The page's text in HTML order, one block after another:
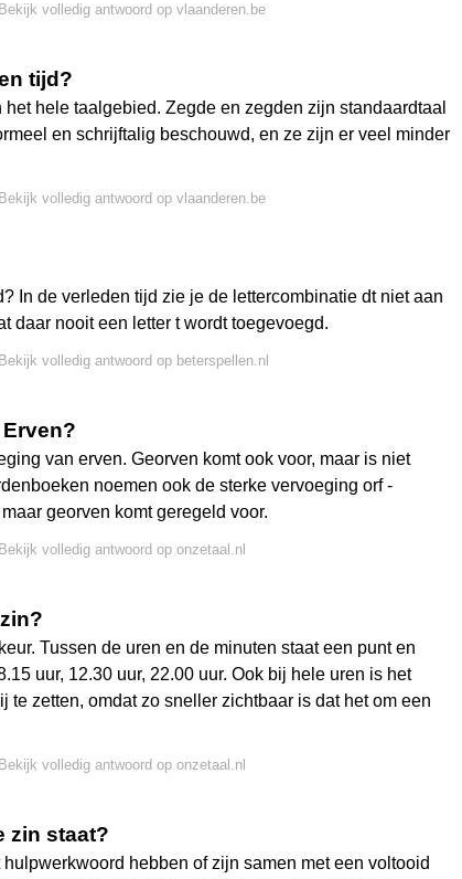
Bekijk volledig antwoord op vlaanderen.be
tijd?
hele taalgebied. Zegde en zegden zijn standaardtaal
en schrijftalig beschouwd, en ze zijn er veel minder
Bekijk volledig antwoord op vlaanderen.be
In de verleden tijd zie je de lettercombinatie dt niet aan
daar nooit een letter t wordt toegevoegd.
Bekijk volledig antwoord op beterspellen.nl
van erven. Georven komt ook voor, maar is niet
noemen ook de sterke vervoeging orf -
georven komt geregeld voor.
Bekijk volledig antwoord op onzetaal.nl
Tussen de uren en de minuten staat een punt en
uur, 12.30 uur, 22.00 uur. Ook bij hele uren is het
te zetten, omdat zo sneller zichtbaar is dat het om een
Bekijk volledig antwoord op onzetaal.nl
zin staat?
hebben of zijn samen met een voltooid